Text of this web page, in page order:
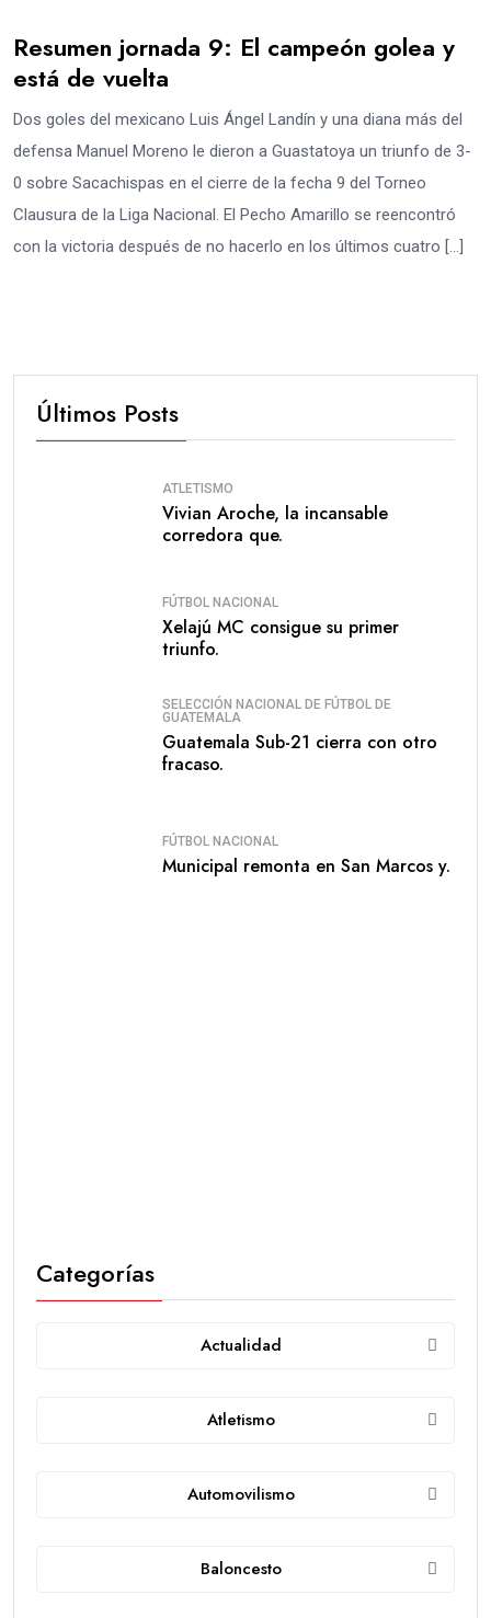
Resumen jornada 9: El campeón golea y
está de vuelta
Dos goles del mexicano Luis Ángel Landín y una diana más del
defensa Manuel Moreno le dieron a Guastatoya un triunfo de 3-
0 sobre Sacachispas en el cierre de la fecha 9 del Torneo
Clausura de la Liga Nacional. El Pecho Amarillo se reencontró
con la victoria después de no hacerlo en los últimos cuatro […]
Últimos Posts
ATLETISMO
Vivian Aroche, la incansable
corredora que.
FÚTBOL NACIONAL
Xelajú MC consigue su primer
triunfo.
SELECCIÓN NACIONAL DE FÚTBOL DE
GUATEMALA
Guatemala Sub-21 cierra con otro
fracaso.
FÚTBOL NACIONAL
Municipal remonta en San Marcos y.
Categorías
Actualidad
Atletismo
Automovilismo
Baloncesto